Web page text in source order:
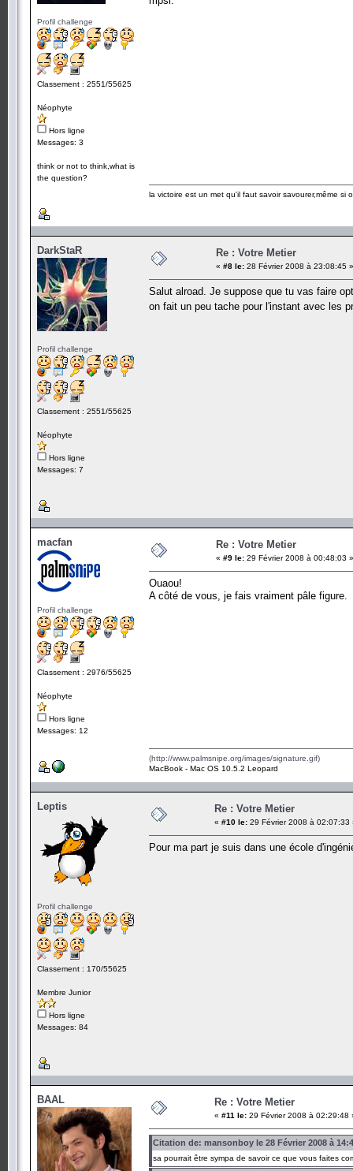
Profil challenge
Classement : 2551/55625
Néophyte
Hors ligne
Messages: 3
think or not to think,what is
the question?
la victoire est un met qu'il faut savoir savourer,même si
DarkStaR
Profil challenge
Classement : 2551/55625
Néophyte
Hors ligne
Messages: 7
Re : Votre Metier
« #8 le: 28 Février 2008 à 23:08:45 »
Salut alroad. Je suppose que tu vas faire
on fait un peu tache pour l'instant avec les
macfan
Profil challenge
Classement : 2976/55625
Néophyte
Hors ligne
Messages: 12
Re : Votre Metier
« #9 le: 29 Février 2008 à 00:48:03 »
Ouaou!
A côté de vous, je fais vraiment pâle figure.
(http://www.palmsnipe.org/images/signature.gif)
MacBook - Mac OS 10.5.2 Leopard
Leptis
Profil challenge
Classement : 170/55625
Membre Junior
Hors ligne
Messages: 84
Re : Votre Metier
« #10 le: 29 Février 2008 à 02:07:33
Pour ma part je suis dans une école
BAAL Re : Votre Metier
« #11 le: 29 Février 2008 à 02:29:48
Citation de: mansonboy le 28 Février 2008 à
sa pourrait être sympa de savoir ce que vous faites